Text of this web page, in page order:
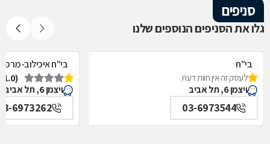
סניפים
גלו את הסניפים הנוספים שלנו
בי"ח
איכילוב-אף,אוזן,גרון,ניתוחי-ראש,צוואר,פה,לסתות-מערך,
תל אביב
לעסק זה אין חוות דעת
ויצמן 6, תל אביב
03-6973544
בי"ח איכילוב-
תל אביב
(1.0)
ויצמן 6, תל אביב
6973262